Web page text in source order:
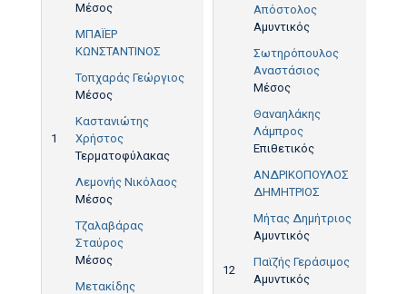
Μέσος
ΜΠΑΪΕΡ
ΚΩΝΣΤΑΝΤΙΝΟΣ
Τοπχαράς Γεώργιος
Μέσος
1
Καστανιώτης
Χρήστος
Τερματοφύλακας
Λεμονής Νικόλαος
Μέσος
Τζαλαβάρας
Σταύρος
Μέσος
Μετακίδης
Απόστολος
Αμυντικός
Σωτηρόπουλος
Αναστάσιος
Μέσος
Θαναηλάκης
Λάμπρος
Επιθετικός
ΑΝΔΡΙΚΟΠΟΥΛΟΣ
ΔΗΜΗΤΡΙΟΣ
Μήτας Δημήτριος
Αμυντικός
12
Παϊζής Γεράσιμος
Αμυντικός